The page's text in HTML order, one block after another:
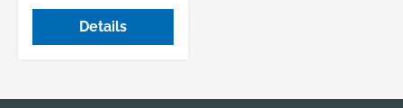
Xylene • Inklusive
Verlängerungsspitze
und Garantiearbeiten
Details